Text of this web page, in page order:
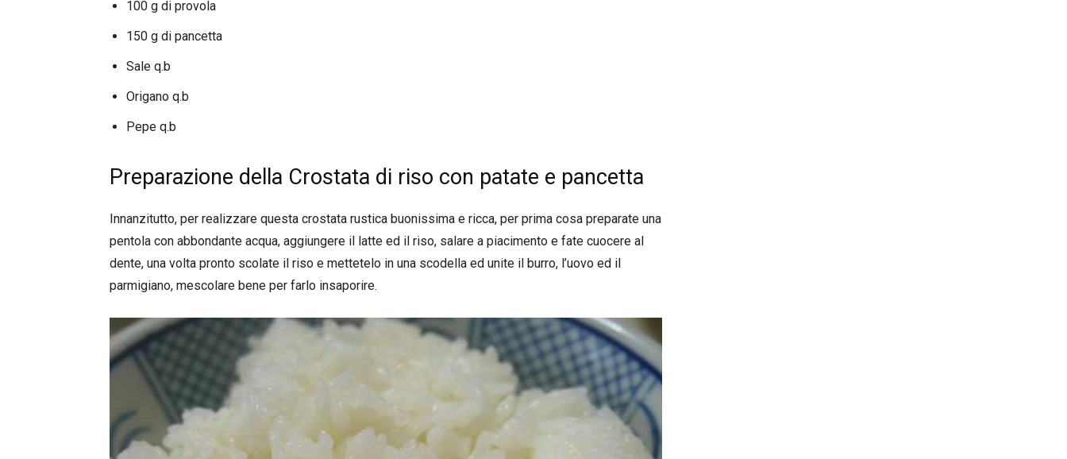
100 g di provola
150 g di pancetta
Sale q.b
Origano q.b
Pepe q.b
Preparazione della Crostata di riso con patate e pancetta
Innanzitutto, per realizzare questa crostata rustica buonissima e ricca, per prima cosa preparate una
pentola con abbondante acqua, aggiungere il latte ed il riso, salare a piacimento e fate cuocere al
dente, una volta pronto scolate il riso e mettetelo in una scodella ed unite il burro, l’uovo ed il
parmigiano, mescolare bene per farlo insaporire.